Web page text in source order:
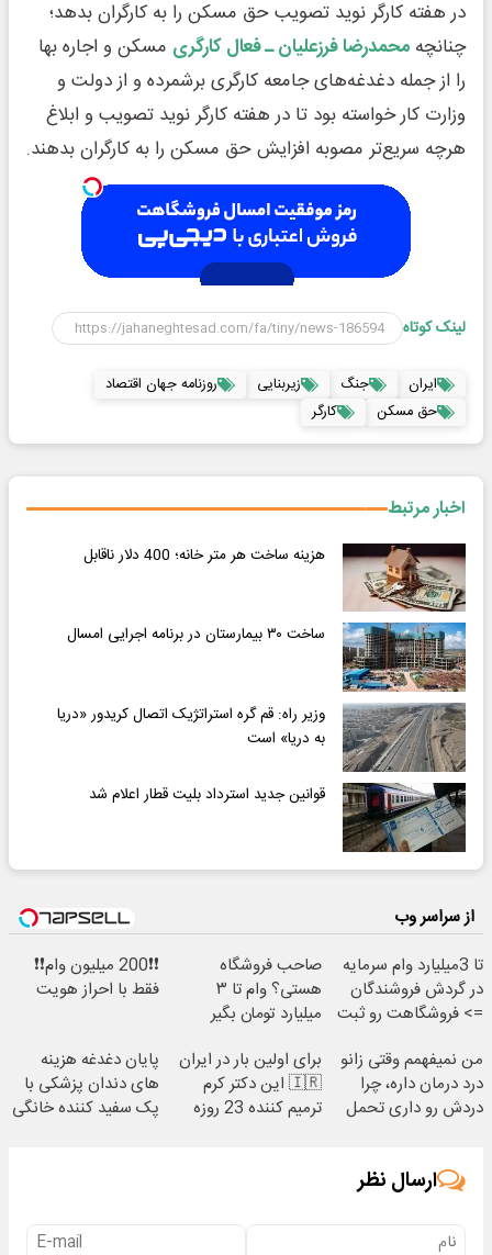
در هفته کارگر نوید تصویب حق مسکن را به کارگران بدهد؛
چنانچه محمدرضا فرزعلیان ـ فعال کارگری مسکن و اجاره بها
را از جمله دغدغه‌های جامعه کارگری برشمرده و از دولت و
وزارت کار خواسته بود تا در هفته کارگر نوید تصویب و ابلاغ
هرچه سریع‌تر مصوبه افزایش حق مسکن را به کارگران بدهند.
لینک کوتاه
ایران جنگ زیربنایی
روزنامه جهان اقتصاد
حق مسکن
کارگر
اخبار مرتبط
هزینه ساخت هر متر خانه؛ 400 دلار ناقابل
ساخت ۳۰ بیمارستان در برنامه اجرایی امسال
وزیر راه: قم گره استراتژیک اتصال کریدور «دریا
به دریا» است
قوانین جدید استرداد بلیت قطار اعلام شد
از سراسر وب
تا 3میلیارد وام سرمایه
در گردش فروشندگان
=> فروشگاهت رو ثبت
صاحب فروشگاه
هستی؟ وام تا ۳
میلیارد تومان بگیر
❗❗200 میلیون وام❗❗
فقط با احراز هویت
من نمیفهمم وقتی زانو
درد درمان داره، چرا
دردش رو داری تحمل
برای اولین بار در ایران
🇮🇷 این دکتر کرم
ترمیم کننده 23 روزه
پایان دغدغه هزینه
های دندان پزشکی با
پک سفید کننده خانگی
ارسال نظر